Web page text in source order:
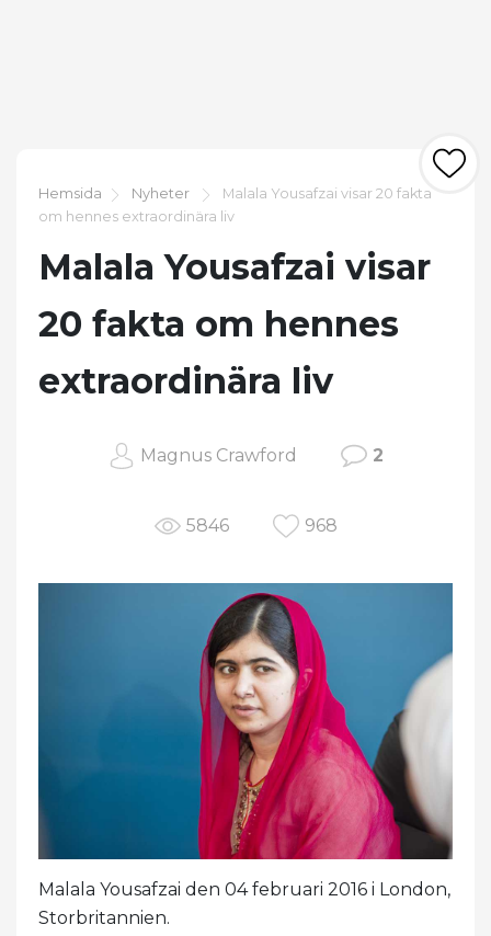
Hemsida Nyheter
Malala Yousafzai visar 20 fakta
om hennes extraordinära liv
Malala Yousafzai visar
20 fakta om hennes
extraordinära liv
Magnus Crawford 2
5846 968
Malala Yousafzai den 04 februari 2016 i London,
Storbritannien.